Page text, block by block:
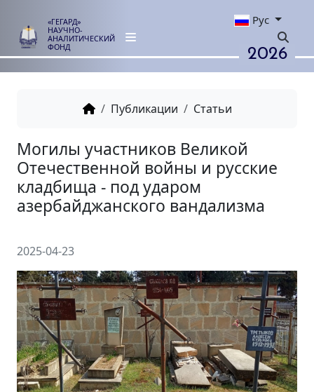
«ГЕГАРД»
НАУЧНО-
АНАЛИТИЧЕСКИЙ
ФОНД
Рус
2026
Публикации Статьи
Могилы участников Великой
Отечественной войны и
азербайджанского
2025-04-23